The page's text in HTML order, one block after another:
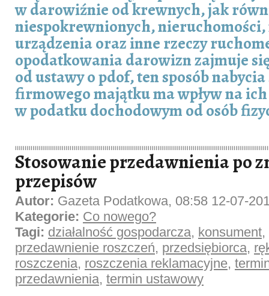
w darowiźnie od krewnych, jak
niespokrewnionych, nieruchomości,
urządzenia oraz inne rzeczy
opodatkowania darowizn zajmuje
od ustawy o pdof, ten sposób
firmowego majątku ma wpływ na
w podatku dochodowym od osób
Stosowanie przedawnienia po
przepisów
Autor: Gazeta Podatkowa, 08:58 12-07-
Kategorie: Co nowego?
Tagi: działalność gospodarcza, konsument,
przedawnienie roszczeń, przedsiębiorca,
roszczenia, roszczenia reklamacyjne,
przedawnienia, termin ustawowy